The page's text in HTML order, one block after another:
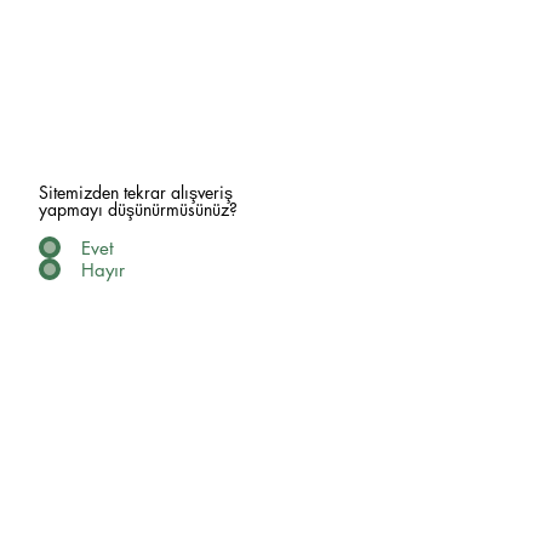
Sitemizden tekrar alışveriş
yapmayı düşünürmüsünüz?
Evet
Hayır